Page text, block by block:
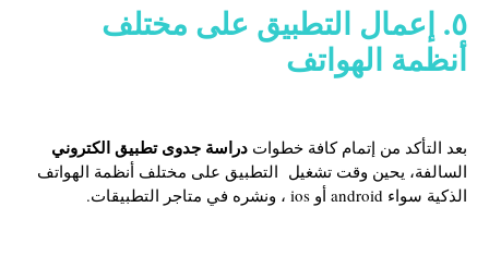
٥. إعمال التطبيق على مختلف
أنظمة الهواتف
بعد التأكد من إتمام كافة خطوات دراسة جدوى تطبيق الكتروني
السالفة، يحين وقت تشغيل التطبيق على مختلف أنظمة الهواتف
الذكية سواء android أو ios ، ونشره في متاجر التطبيقات.